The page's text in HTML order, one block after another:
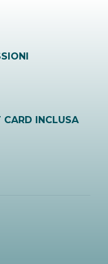
CARD INCLUSA